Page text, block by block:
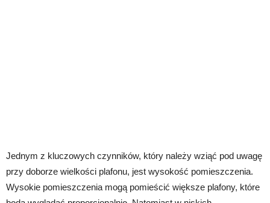
Jednym z kluczowych czynników, który należy wziąć pod uwagę
przy doborze wielkości plafonu, jest wysokość pomieszczenia.
Wysokie pomieszczenia mogą pomieścić większe plafony, które